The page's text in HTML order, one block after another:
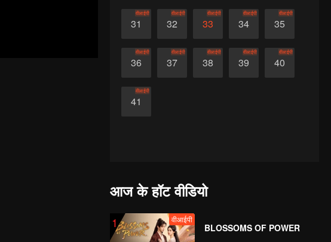
31
वीआईपी
32
वीआईपी
33
वीआईपी
34
वीआईपी
35
वीआईपी
36
वीआईपी
37
वीआईपी
38
वीआईपी
39
वीआईपी
40
वीआईपी
41
वीआईपी
आज के हॉट वीडियो
1 वीआईपी
BLOSSOMS OF POWER